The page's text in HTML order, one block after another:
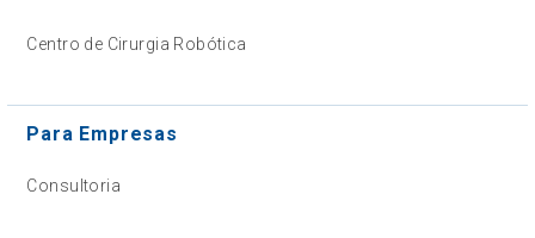
Centro de Cirurgia Robótica
Para Empresas
Consultoria